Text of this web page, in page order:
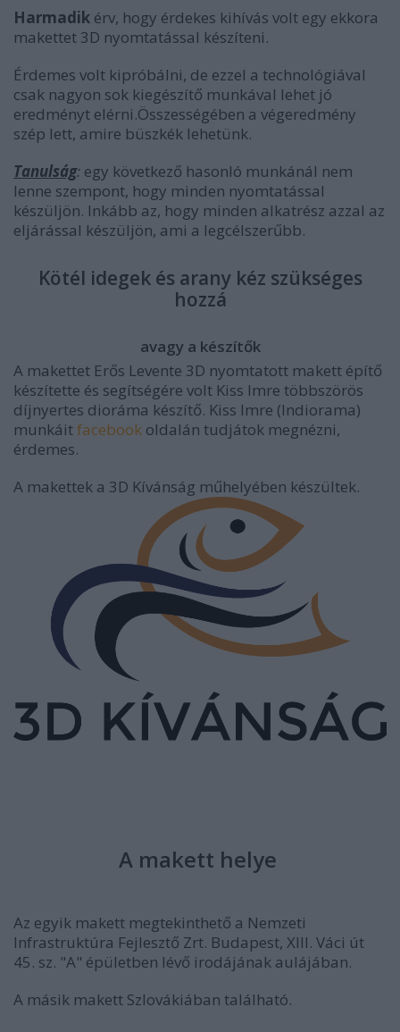
Harmadik érv, hogy érdekes kihívás volt egy ekkora
makettet 3D nyomtatással készíteni.
Érdemes volt kipróbálni, de ezzel a technológiával
csak nagyon sok kiegészítő munkával lehet jó
eredményt elérni.Összességében a végeredmény
szép lett, amire büszkék lehetünk.
Tanulság: egy következő hasonló munkánál nem
lenne szempont, hogy minden nyomtatással
készüljön. Inkább az, hogy minden alkatrész azzal az
eljárással készüljön, ami a legcélszerűbb.
Kötél idegek és arany kéz szükséges
hozzá
avagy a készítők
A makettet Erős Levente 3D nyomtatott makett építő
készítette és segítségére volt Kiss Imre többszörös
díjnyertes dioráma készítő. Kiss Imre (Indiorama)
munkáitfacebook oldalán tudjátok megnézni,
érdemes.
A makettek a 3D Kívánság műhelyében készültek.
A makett helye
Az egyik makett megtekinthető a Nemzeti
Infrastruktúra Fejlesztő Zrt. Budapest, XIII. Váci út
45. sz. "A" épületben lévő irodájának aulájában.
A másik makett Szlovákiában található.